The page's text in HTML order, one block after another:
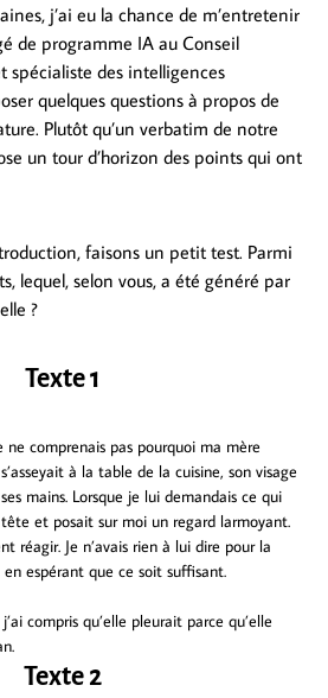
j’ai eu la chance de m’entretenir
de programme IA au Conseil
spécialiste des intelligences
quelques questions à propos de
Plutôt qu’un verbatim de notre
un tour d’horizon des points qui ont
faisons un petit test. Parmi
lequel, selon vous, a été généré par
?
Texte 1
ne comprenais pas pourquoi ma mère
à la table de la cuisine, son visage
mains. Lorsque je lui demandais ce qui
et posait sur moi un regard larmoyant.
réagir. Je n’avais rien à lui dire pour la
en espérant que ce soit suffisant.
compris qu’elle pleurait parce qu’elle
Texte 2